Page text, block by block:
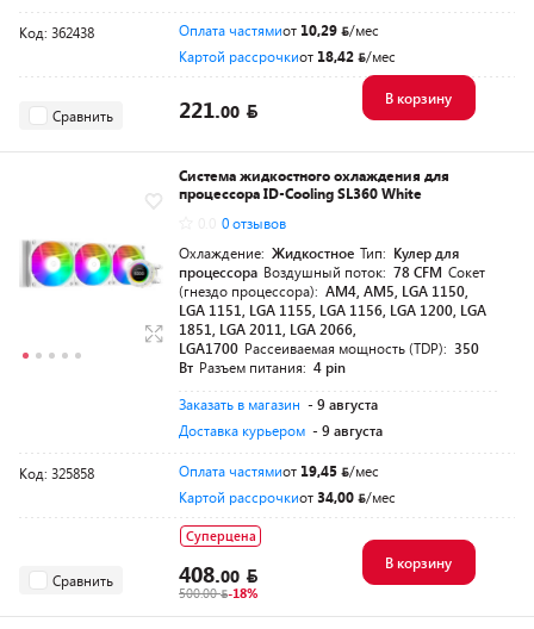
Код: 362438 Оплата частямиот 10,29
/мес
Картой рассрочкиот 18,42 /мес
Сравнить 221.00
В корзину
Система жидкостного охлаждения для
процессора ID-Cooling SL360 White
0 отзывов
Охлаждение: Жидкостное Тип: Кулер для
процессора Воздушный поток: 78 CFM Сокет
(гнездо процессора): AM4, AM5, LGA 1150,
LGA 1151, LGA 1155, LGA 1156, LGA 1200, LGA
1851, LGA 2011, LGA 2066,
LGA1700 Рассеиваемая мощность (TDP): 350
Вт Разъем питания: 4 pin
Заказать в магазин - 9 августа
Доставка курьером - 9 августа
Код: 325858 Оплата частямиот 19,45
/мес
Картой рассрочкиот34,00 /мес
Сравнить
Суперцена
408.00
500.00 -18%
В корзину